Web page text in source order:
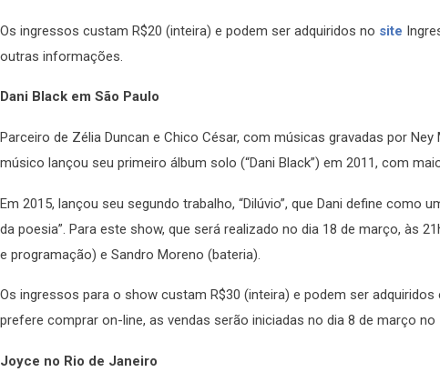
Os ingressos custam R$20 (inteira) e podem ser adquiridos no site
outras informações.
Dani Black em São Paulo
Parceiro de Zélia Duncan e Chico César, com músicas gravadas por
músico lançou seu primeiro álbum solo (“Dani Black”) em 2011, com
Em 2015, lançou seu segundo trabalho, “Dilúvio”, que Dani define
da poesia”. Para este show, que será realizado no dia 18 de março, às
e programação) e Sandro Moreno (bateria).
Os ingressos para o show custam R$30 (inteira) e podem ser
prefere comprar on-line, as vendas serão iniciadas no dia 8 de março no
Joyce no Rio de Janeiro